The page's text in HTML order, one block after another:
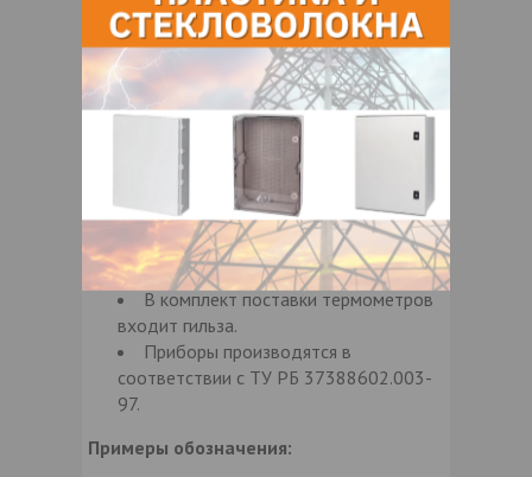
(штуцера) - 9мм.
Материал корпуса: ТБП63 - сталь
оцинкованная; ТБП100, ТБП160 -
сталь черная.
Материал ободка: ТБП63 - сталь
нержавеющая зеркальная; ТБП100,
ТБП160 - сталь черная.
Материал циферблата: сталь,
окрашенная в белый цвет.
Условное давление измеряемой
среды - до 6МПа.
В комплект поставки термометров
входит гильза.
Приборы производятся в
соответствии с ТУ РБ 37388602.003-
97.
Примеры обозначения: